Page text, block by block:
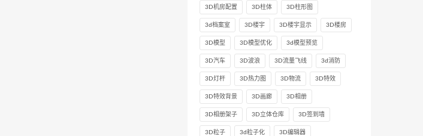
3D机房配置 3D柱体 3D柱形图
3d档案室 3D楼宇 3D楼宇显示 3D楼房
3D模型 3D模型优化 3d模型预览
3D汽车 3D波浪 3D流量飞线 3d消防
3D灯杆 3D热力图 3D物流 3D特效
3D特效背景 3D画廊 3D相册
3D相册架子 3D立体仓库 3D签到墙
3D粒子 3d粒子化 3D编辑器